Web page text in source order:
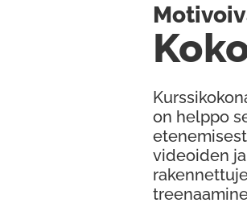
on helppo
videoiden